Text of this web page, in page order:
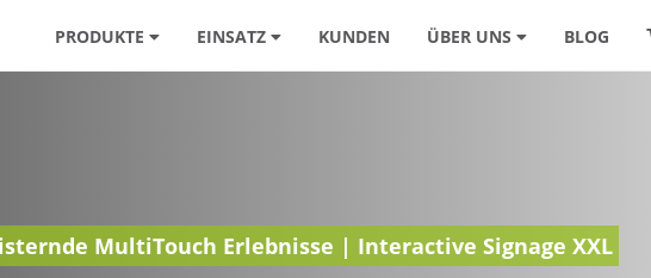
PRODUKTE EINSATZ KUNDEN ÜBER UNS BLOG
MultiTouch Erlebnisse | Interactive Signage XXL